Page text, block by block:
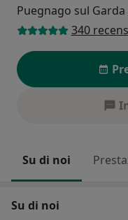
Puegnago sul Garda
340
Su di noi
Su di noi